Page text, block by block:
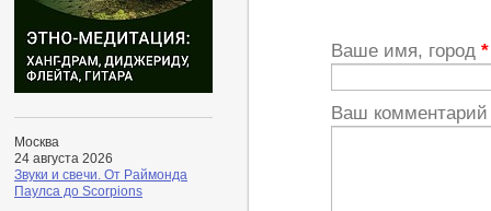
Москва
24 августа 2026
Звуки и свечи. От Раймонда
Паулса до Scorpions
Ваше имя, город *
Ваш